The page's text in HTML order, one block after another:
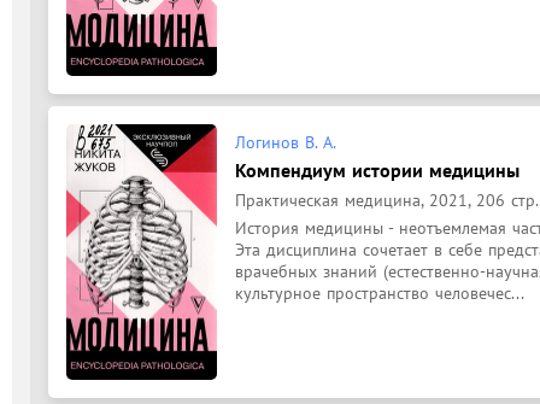
Логинов В. А.
Компендиум истории медицины
Практическая медицина, 2021, 206 стр.
История медицины - неотъемлемая
Эта дисциплина сочетает в себе
врачебных знаний (естественно-
культурное пространство человечес...